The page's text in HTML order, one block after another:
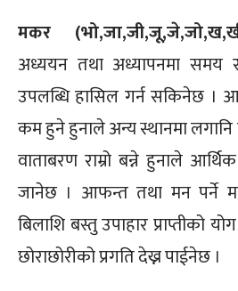
मकर
अध्ययन तथा अध्यापनमा समय
उपलब्धि हासिल गर्न सकिनेछ ।
कम हुने हुनाले अन्य स्थानमा
वाताबरण राम्रो बन्ने हुनाले
जानेछ । आफन्त तथा मन पर्ने
बिलाशि बस्तु उपाहार प्राप्तीको
छोराछोरीको प्रगति देख्न पाईनेछ ।